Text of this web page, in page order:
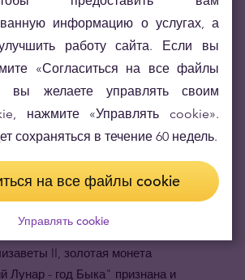
тираж, качество чеканки,
законного платёжного средства
это значительно повышает стоимость
рынке.
"Австралийский Лунар -
Lunar Series", которая
вот уже 20 лет, изображая на
знаменитого китайского
и дольше всех правящего монарха в
II, золотая монета
Лунар - год Быка" признана и
информацию о услугах, а
работу сайта. Если вы
«Согласиться на все файлы
вы желаете управлять своим
нажмите «Управлять cookie».
сохраняться в течение 60 недель.
на все файлы cookie
Управлять cookie